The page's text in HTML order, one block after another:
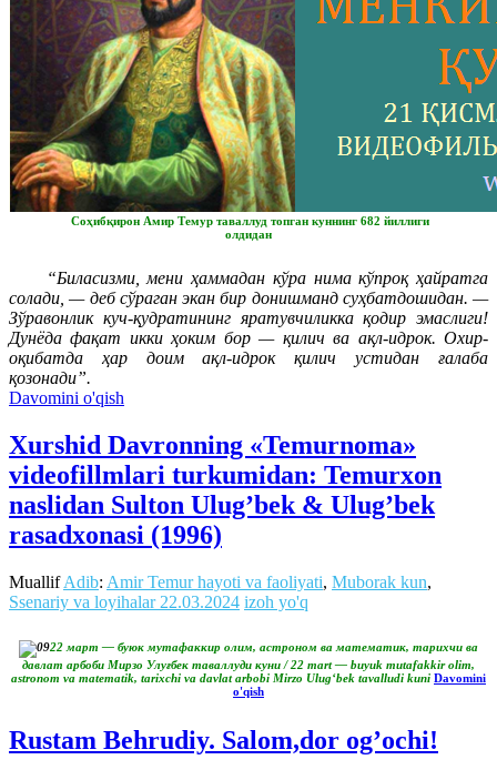
Соҳибқирон Амир Темур таваллуд топган куннинг 682 йиллиги
олдидан
“Биласизми, мени ҳаммадан кўра нима кўпроқ ҳайратга
солади, — деб сўраган экан бир донишманд суҳбатдошидан. —
Зўравонлик куч-қудратининг яратувчиликка қодир эмаслиги!
Дунёда фақат икки ҳоким бор — қилич ва ақл-идрок. Охир-
оқибатда ҳар доим ақл-идрок қилич устидан ғалаба
қозонади”.
Davomini o'qish
Xurshid Davronning «Temurnoma»
videofillmlari turkumidan: Temurxon
naslidan Sulton Ulug’bek & Ulug’bek
rasadxonasi (1996)
MuallifAdib: Amir Temur hayoti va faoliyati, Muborak kun,
Ssenariy va loyihalar 22.03.2024 izoh yo'q
22 март — буюк мутафаккир олим, астроном ва математик, тарихчи ва
давлат арбоби Мирзо Улуғбек таваллуди куни / 22 mart — buyuk mutafakkir olim,
astronom va matematik, tarixchi va davlat arbobi Mirzo Ulug‘bek tavalludi kuni Davomini
o'qish
Rustam Behrudiy. Salom,dor og’ochi!